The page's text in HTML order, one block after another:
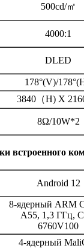
500cd/㎡
4000:1
DLED
178°(V)/
3840（H) X
8Ω/10W*2
встроенного
Android 12
8-ядерный ARM
A55, 1,3 ГГц,
6760V100
4-ядерный